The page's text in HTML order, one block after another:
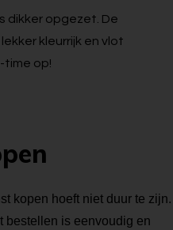
dikker opgezet. De
kleurrijk en vlot
time op!
kopen hoeft niet duur te zijn.
bestellen is eenvoudig en